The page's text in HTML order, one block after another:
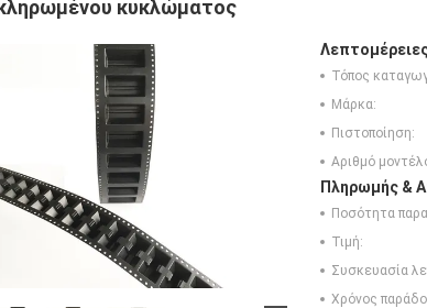
κυκλώματος
Τόπος
Μάρκα:
Πιστοποίηση:
Αριθμό
Πληρωμής &
Ποσότητα
Τιμή:
Συσκευασία
Χρόνος